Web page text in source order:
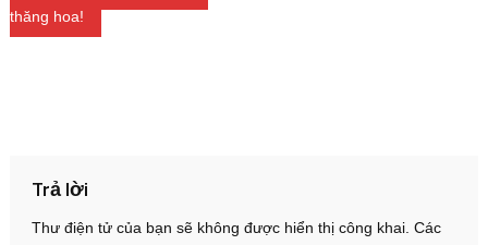
thăng hoa!
Trả lời
Thư điện tử của bạn sẽ không được hiển thị công khai. Các